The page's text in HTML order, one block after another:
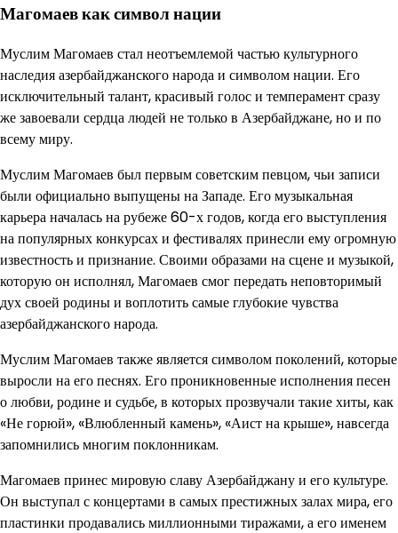
Магомаев как символ нации
Муслим Магомаев стал неотъемлемой частью культурного
наследия азербайджанского народа и символом нации. Его
исключительный талант, красивый голос и темперамент сразу
же завоевали сердца людей не только в Азербайджане, но и по
всему миру.
Муслим Магомаев был первым советским певцом, чьи записи
были официально выпущены на Западе. Его музыкальная
карьера началась на рубеже 60-х годов, когда его выступления
на популярных конкурсах и фестивалях принесли ему огромную
известность и признание. Своими образами на сцене и музыкой,
которую он исполнял, Магомаев смог передать неповторимый
дух своей родины и воплотить самые глубокие чувства
азербайджанского народа.
Муслим Магомаев также является символом поколений, которые
выросли на его песнях. Его проникновенные исполнения песен
о любви, родине и судьбе, в которых прозвучали такие хиты, как
«Не горюй», «Влюбленный камень», «Аист на крыше», навсегда
запомнились многим поклонникам.
Магомаев принес мировую славу Азербайджану и его культуре.
Он выступал с концертами в самых престижных залах мира, его
пластинки продавались миллионными тиражами, а его именем